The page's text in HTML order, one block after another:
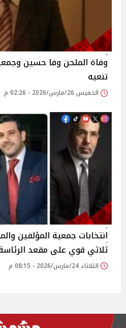
وفاة الملحن وفا حسين
تنعيه
الخميس 26/مارس/2026 - 02:26 م
انتخابات جمعية المؤلفين
ثلاثي قوي على مقعد الرئاسة 28
الثلاثاء 24/مارس/2026 - 08:15 م